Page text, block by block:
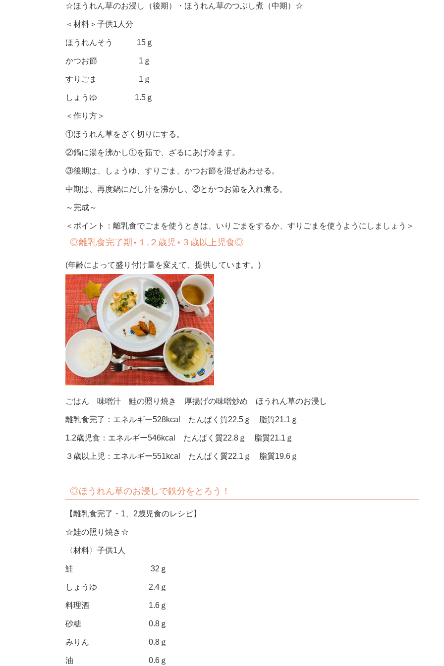
☆ほうれん草のお浸し（後期）・ほうれん草のつぶし煮（中期）☆
＜材料＞子供1人分
ほうれんそう 15ｇ
かつお節 1ｇ
すりごま 1ｇ
しょうゆ 1.5ｇ
＜作り方＞
①ほうれん草をざく切りにする。
②鍋に湯を沸かし①を茹で、ざるにあげ冷ます。
③後期は、しょうゆ、すりごま、かつお節を混ぜあわせる。
中期は、再度鍋にだし汁を沸かし、②とかつお節を入れ煮る。
～完成～
＜ポイント：離乳食でごまを使うときは、いりごまをするか、すりごまを使うようにしましょう＞
◎離乳食完了期⋆１,２歳児⋆３歳以上児食◎
(年齢によって盛り付け量を変えて、提供しています。)
ごはん 味噌汁 鮭の照り焼き 厚揚げの味噌炒め ほうれん草のお浸し
離乳食完了：エネルギー528kcal たんぱく質22.5ｇ 脂質21.1ｇ
1.2歳児食：エネルギー546kcal たんぱく質22.8ｇ 脂質21.1ｇ
３歳以上児：エネルギー551kcal たんぱく質22.1ｇ 脂質19.6ｇ
◎ほうれん草のお浸しで鉄分をとろう！
【離乳食完了・1、2歳児食のレシピ】
☆鮭の照り焼き☆
〈材料〉子供1人
鮭 32ｇ
しょうゆ 2.4ｇ
料理酒 1.6ｇ
砂糖 0.8ｇ
みりん 0.8ｇ
油 0.6ｇ